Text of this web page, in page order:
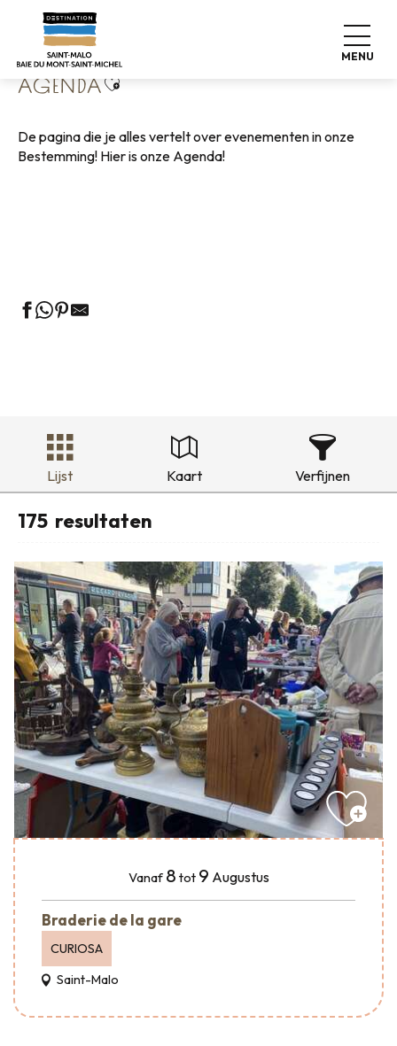
contenu
principal
MENU
Home Wonen zoals thuis
AGENDAAjouter aux favoris
De pagina die je alles vertelt over evenementen in onze
Bestemming! Hier is onze Agenda!
Lijst Kaart Verfijnen
175 resultaten
Vanaf 8 tot 9 Augustus
Braderie de la gare
CURIOSA
Saint-Malo